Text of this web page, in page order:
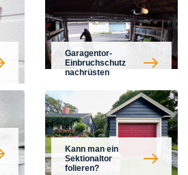
Garagentor-
Einbruchschutz
nachrüsten
Kann man ein
Sektionaltor
folieren?